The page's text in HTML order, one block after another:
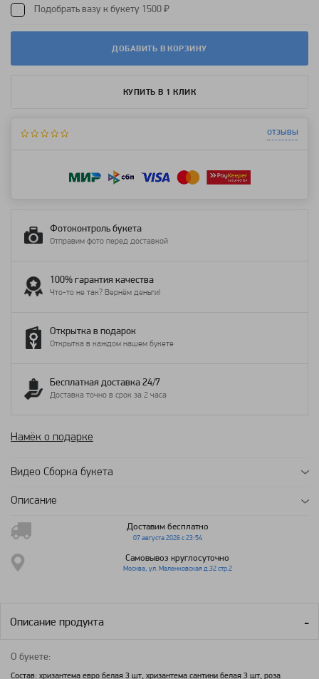
Подобрать вазу к букету 1500 ₽
ДОБАВИТЬ В КОРЗИНУ
КУПИТЬ В 1 КЛИК
отзывы
Фотоконтроль букета
Отправим фото перед доставкой
100% гарантия качества
Что-то не так? Вернём деньги!
Открытка в подарок
Открытка в каждом нашем букете
Бесплатная доставка 24/7
Доставка точно в срок за 2 часа
Намёк о подарке
Видео Сборка букета
Описание
Доставим бесплатно
07 августа 2026 с 23:54
Самовывоз круглосуточно
Москва, ул. Маленковская д.32 стр.2
Описание продукта
О букете:
Состав: хризантема евро белая 3 шт, хризантема сантини белая 3 шт, роза